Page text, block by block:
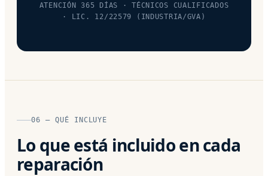
ATENCIÓN 365 DÍAS · TÉCNICOS CUALIFICADOS
· LIC. 12/22579 (INDUSTRIA/GVA)
06 — QUÉ INCLUYE
Lo que está incluido en cada
reparación